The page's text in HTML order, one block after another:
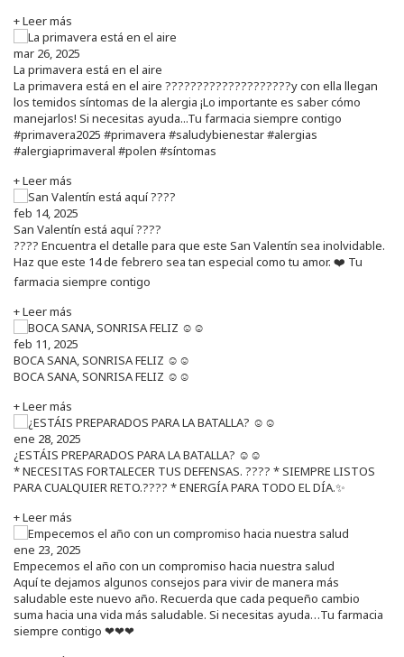
+ Leer más
mar 26, 2025
La primavera está en el aire
La primavera está en el aire ????????????????????y con ella llegan
los temidos síntomas de la alergia ¡Lo importante es saber cómo
manejarlos! Si necesitas ayuda...Tu farmacia siempre contigo
#primavera2025 #primavera #saludybienestar #alergias
#alergiaprimaveral #polen #síntomas
+ Leer más
feb 14, 2025
San Valentín está aquí ????
???? Encuentra el detalle para que este San Valentín sea inolvidable.
Haz que este 14 de febrero sea tan especial como tu amor. ❤️ Tu
farmacia siempre contigo
+ Leer más
feb 11, 2025
BOCA SANA, SONRISA FELIZ ☺️☺️
BOCA SANA, SONRISA FELIZ ☺️☺️
+ Leer más
ene 28, 2025
¿ESTÁIS PREPARADOS PARA LA BATALLA? ☺️☺️
* NECESITAS FORTALECER TUS DEFENSAS. ????️ * SIEMPRE LISTOS
PARA CUALQUIER RETO.???? * ENERGÍA PARA TODO EL DÍA.✨
+ Leer más
ene 23, 2025
Empecemos el año con un compromiso hacia nuestra salud
Aquí te dejamos algunos consejos para vivir de manera más
saludable este nuevo año. Recuerda que cada pequeño cambio
suma hacia una vida más saludable. Si necesitas ayuda…Tu farmacia
siempre contigo ❤❤❤